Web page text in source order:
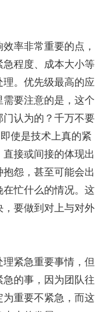
率非常重要的点，
程度、成本大小等
。优先级最高的应
要注意的是，这个
认为的？千万不要
使是技术上真的紧
接或间接的体现出
怨，甚至可能会出
忙什么的情况。这
，要做到对上与对外
紧急重要事情，但
的事，因为团队往
重要不紧急，而这